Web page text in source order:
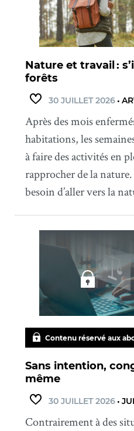
Nature et travail :
forêts
30 JUILLET 2026•
Après des mois
habitations, les
à faire des activités en
rapprocher de la
besoin d’aller vers la
Contenu réservé aux
Sans intention,
même
30 JUILLET 2026•
Contrairement à des